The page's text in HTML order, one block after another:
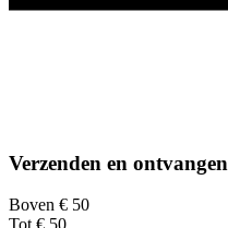
Verzenden en ontvangen
Boven € 50